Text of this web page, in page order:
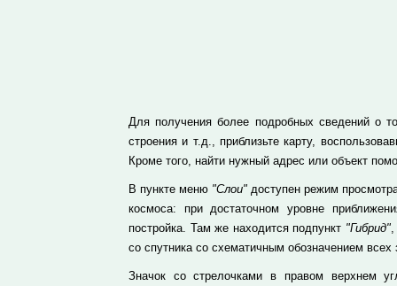
Для получения более подробных сведений о
строения и т.д., приблизьте карту,
Кроме того, найти нужный адрес или объект
В пункте меню "Слои" доступен режим
космоса: при достаточном уровне
постройка. Там же находится подпункт "Гибрид",
со спутника со схематичным обозначением всех
Значок со стрелочками в правом верхнем